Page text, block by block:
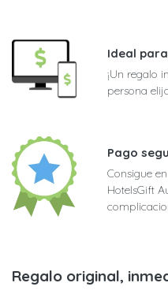
Ideal
¡Un regalo
persona
Pago
Consigue
HotelsGift
Regalo original,